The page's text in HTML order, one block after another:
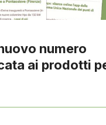
numero
ai prodotti